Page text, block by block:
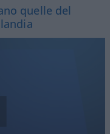
quelle del